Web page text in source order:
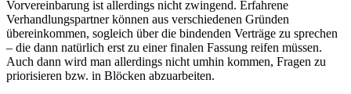
Vorvereinbarung ist allerdings nicht zwingend. Erfahrene
Verhandlungspartner können aus verschiedenen Gründen
übereinkommen, sogleich über die bindenden Verträge zu sprechen
– die dann natürlich erst zu einer finalen Fassung reifen müssen.
Auch dann wird man allerdings nicht umhin kommen, Fragen zu
priorisieren bzw. in Blöcken abzuarbeiten.